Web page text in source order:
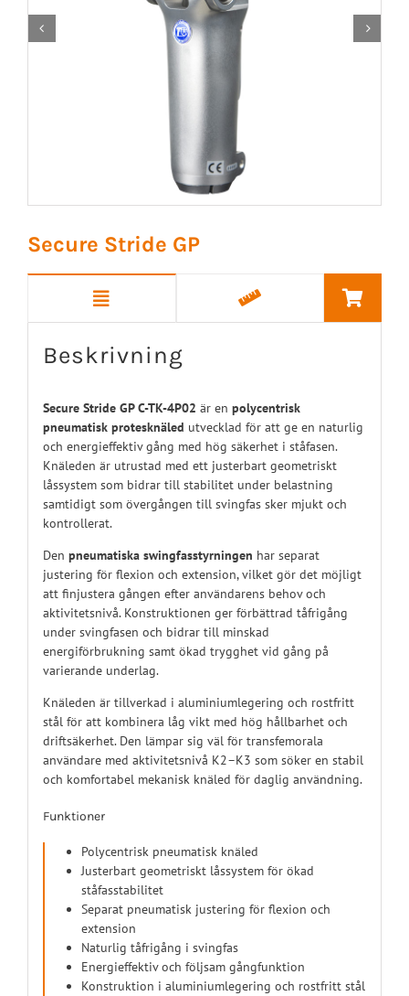
 
Secure Stride GP
Beskrivning
Secure Stride GP C-TK-4P02 är en polycentrisk
pneumatisk protesknäled utvecklad för att ge en naturlig
och energieffektiv gång med hög säkerhet i ståfasen.
Knäleden är utrustad med ett justerbart geometriskt
låssystem som bidrar till stabilitet under belastning
samtidigt som övergången till svingfas sker mjukt och
kontrollerat.
Den pneumatiska swingfasstyrningen har separat
justering för flexion och extension, vilket gör det möjligt
att finjustera gången efter användarens behov och
aktivitetsnivå. Konstruktionen ger förbättrad tåfrigång
under svingfasen och bidrar till minskad
energiförbrukning samt ökad trygghet vid gång på
varierande underlag.
Knäleden är tillverkad i aluminiumlegering och rostfritt
stål för att kombinera låg vikt med hög hållbarhet och
driftsäkerhet. Den lämpar sig väl för transfemorala
användare med aktivitetsnivå K2–K3 som söker en stabil
och komfortabel mekanisk knäled för daglig användning.
Funktioner
Polycentrisk pneumatisk knäled
Justerbart geometriskt låssystem för ökad
ståfasstabilitet
Separat pneumatisk justering för flexion och
extension
Naturlig tåfrigång i svingfas
Energieffektiv och följsam gångfunktion
Konstruktion i aluminiumlegering och rostfritt stål